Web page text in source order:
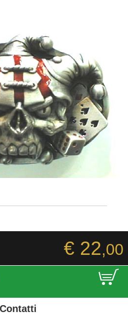
€ 22,00
E
Contatti